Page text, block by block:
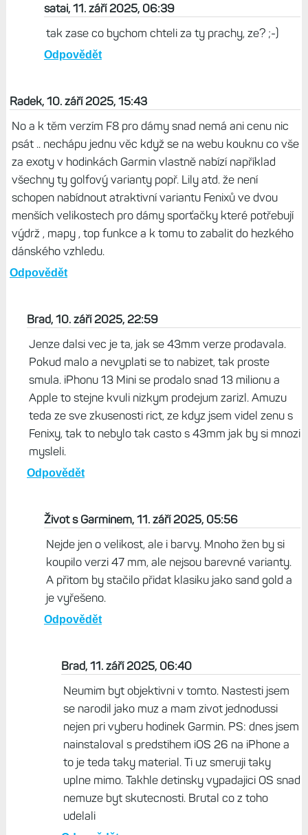
na tom snad budou lépe. Sluchátka nepoužívám, ale
hudbu z repráku nebo stahováná přes Wi-Fi mi chodí v
kamarád má FR 965 a trvalo týden, než to vůbec
rozchodil.
Odpovědět
satai, 11. září 2025, 06:39
tak zase co bychom chteli za ty prachy, ze? ;-)
Odpovědět
Radek, 10. září 2025, 15:43
psát .. nechápu jednu věc když se na webu kouknu co vše
všechny ty golfový varianty popř. Lily atd. že není
schopen nabídnout atraktivní variantu Fenixů ve dvou
menších velikostech pro dámy sporťačky které potřebují
výdrž , mapy , top funkce a k tomu to zabalit do hezkého
dánského vzhledu.
Odpovědět
Jenze dalsi vec je ta, jak se 43mm verze prodavala.
smula. iPhonu 13 Mini se prodalo snad 13 milionu a
Apple to stejne kvuli nizkym prodejum zarizl. Amuzu
teda ze sve zkusenosti rict, ze kdyz jsem videl zenu s
Fenixy, tak to nebylo tak casto s 43mm jak by si mnozi
mysleli.
Život s Garminem, 11. září 2025, 05:56
Nejde jen o velikost, ale i barvy. Mnoho žen by si
koupilo verzi 47 mm, ale nejsou barevné varianty.
A přitom by stačilo přidat klasiku jako sand gold a
je vyřešeno.